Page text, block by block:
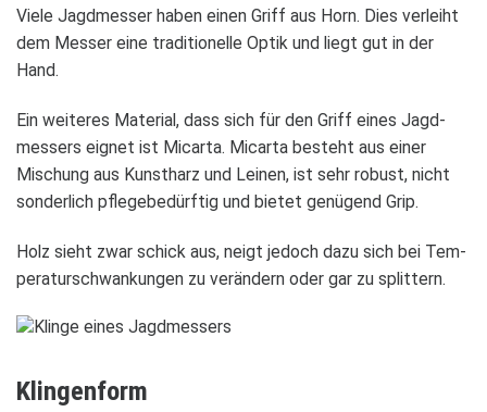
Viele Jagd­mes­ser haben einen Griff aus Horn. Dies ver­leiht
dem Mes­ser eine tra­di­tio­nelle Optik und liegt gut in der
Hand.
Ein wei­te­res Mate­rial, dass sich für den Griff eines Jagd­
mes­sers eig­net ist Micarta. Micarta besteht aus einer
Mischung aus Kunst­harz und Lei­nen, ist sehr robust, nicht
son­der­lich pfle­ge­be­dürf­tig und bie­tet genü­gend Grip.
Holz sieht zwar schick aus, neigt jedoch dazu sich bei Tem­
pe­ra­tur­schwan­kun­gen zu ver­än­dern oder gar zu split­tern.
Klin­gen­form